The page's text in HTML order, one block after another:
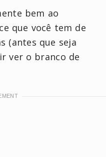
bem ao
que você tem de
(antes que seja
ver o branco de